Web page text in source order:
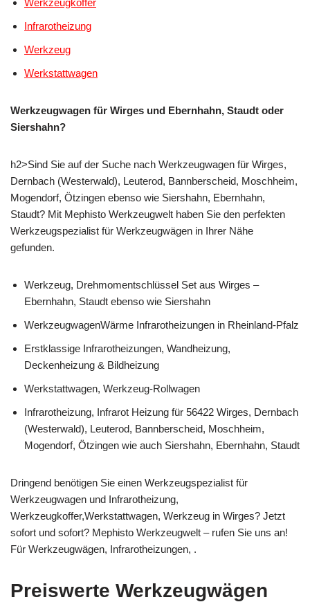
Infrarotheizung
Werkzeug
Werkstattwagen
Werkzeugwagen für Wirges und Ebernhahn, Staudt oder
Siershahn?
h2>Sind Sie auf der Suche nach Werkzeugwagen für Wirges,
Dernbach (Westerwald), Leuterod, Bannberscheid, Moschheim,
Mogendorf, Ötzingen ebenso wie Siershahn, Ebernhahn,
Staudt? Mit Mephisto Werkzeugwelt haben Sie den perfekten
Werkzeugspezialist für Werkzeugwägen in Ihrer Nähe
gefunden.
Werkzeug, Drehmomentschlüssel Set aus Wirges –
Ebernhahn, Staudt ebenso wie Siershahn
WerkzeugwagenWärme Infrarotheizungen in Rheinland-Pfalz
Erstklassige Infrarotheizungen, Wandheizung,
Deckenheizung & Bildheizung
Werkstattwagen, Werkzeug-Rollwagen
Infrarotheizung, Infrarot Heizung für 56422 Wirges, Dernbach
(Westerwald), Leuterod, Bannberscheid, Moschheim,
Mogendorf, Ötzingen wie auch Siershahn, Ebernhahn, Staudt
Dringend benötigen Sie einen Werkzeugspezialist für
Werkzeugwagen und Infrarotheizung,
Werkzeugkoffer,Werkstattwagen, Werkzeug in Wirges? Jetzt
sofort und sofort? Mephisto Werkzeugwelt – rufen Sie uns an!
Für Werkzeugwägen, Infrarotheizungen, .
Preiswerte Werkzeugwägen